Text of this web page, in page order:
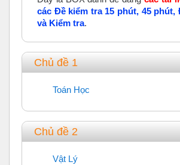
các Đề kiểm tra 15 phút, 45
và Kiểm tra.
Chủ đề 1
Toán Học
Diễn đàn
Chủ đề 2
Vật Lý
Diễn đàn